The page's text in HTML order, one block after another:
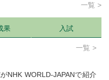
一覧
果 入試
一覧
NHK WORLD-JAPANで紹介